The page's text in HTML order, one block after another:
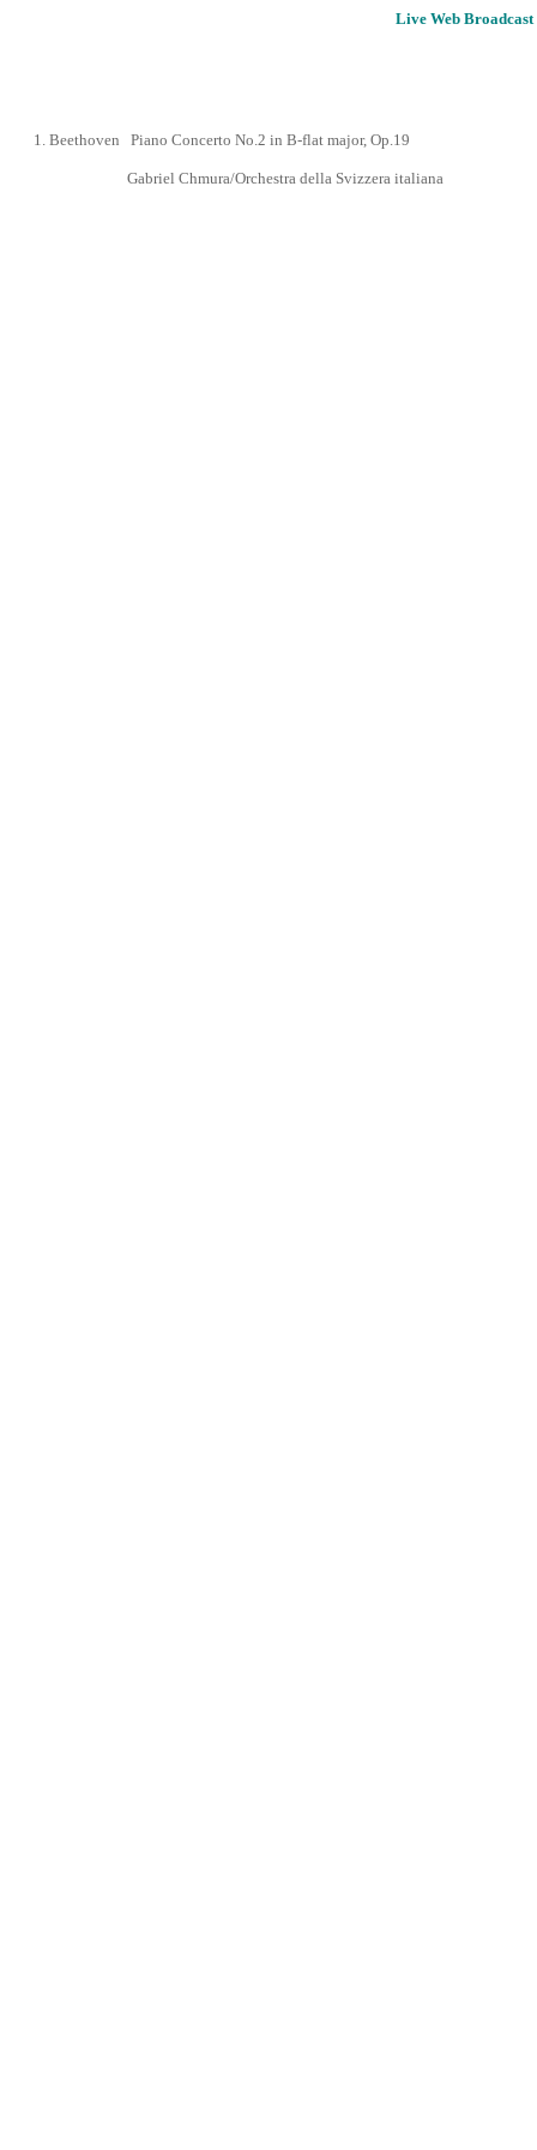
Live Web
1. Beethoven Piano Concerto No.2 in B-flat major, Op.19
Gabriel Chmura/Orchestra della Svizzera italiana